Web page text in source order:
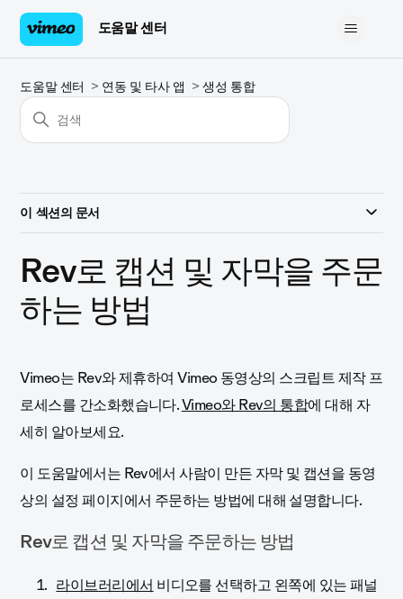
도움말 센터
도움말 센터 연동 및 타사 앱 생성 통합
이 섹션의 문서
Rev로 캡션 및 자막을 주문
하는 방법
Vimeo는 Rev와 제휴하여 Vimeo 동영상의 스크립트 제작 프
로세스를 간소화했습니다.Vimeo와 Rev의 통합에 대해 자
세히 알아보세요.
이 도움말에서는 Rev에서 사람이 만든 자막 및 캡션을 동영
상의 설정 페이지에서 주문하는 방법에 대해 설명합니다.
Rev로 캡션 및 자막을 주문하는 방법
라이브러리에서비디오를 선택하고 왼쪽에 있는 패널